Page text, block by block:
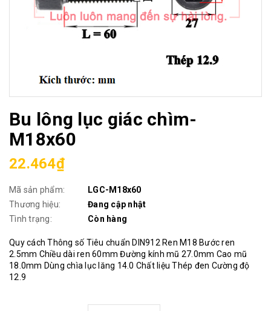
Bu lông lục giác chìm-
M18x60
22.464₫
Mã sản phẩm:
LGC-M18x60
Thương hiệu:
Đang cập nhật
Tình trạng:
Còn hàng
Quy cách Thông số Tiêu chuẩn DIN912 Ren M18 Bước ren
2.5mm Chiều dài ren 60mm Đường kính mũ 27.0mm Cao mũ
18.0mm Dùng chìa lục lăng 14.0 Chất liệu Thép đen Cường độ
12.9